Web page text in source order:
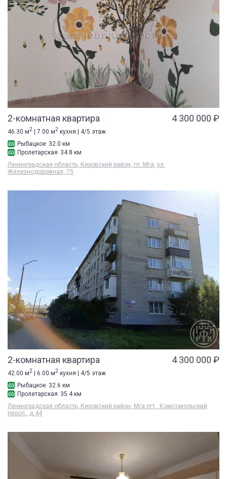
2-комнатная квартира 4 300 000 ₽
46.30 м2 | 7.00 м2 кухня | 4/5 этаж
Рыбацкое 32.0 км
Пролетарская 34.8 км
Ленинградская область, Кировский район, гп. Мга, ул.
Железнодорожная, 75
2-комнатная квартира 4 300 000 ₽
42.00 м2 | 6.00 м2 кухня | 4/5 этаж
Рыбацкое 32.6 км
Пролетарская 35.4 км
Ленинградская область, Кировский район, Мга пгт., Комсомольский
просп., д 44